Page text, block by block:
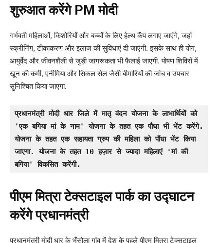
शुरुआत करेंगे PM मोदी
गर्भवती महिलाओं, किशोरियों और बच्चों के लिए हेल्थ कैंप लगाए जाएंगे, जहां
स्क्रीनिंग, टीकाकरण और इलाज की सुविधाएं दी जाएंगी. इसके साथ ही योग,
आयुर्वेद और जीवनशैली से जुड़ी जागरूकता भी फैलाई जाएगी. पोषण शिविरों में
खून की कमी, एनीमिया और सिकल सेल जैसी बीमारियों की जांच व उपचार
सुनिश्चित किया जाएगा.
प्रधानमंत्री मोदी धार जिले में मातृ वंदन योजना के लाभार्थियों को
'एक बगिया मां के नाम' योजना के तहत एक पौधा भी भेंट करेंगे.
योजना के तहत एक सहायता ग्रुप की महिला को पौंधा भेंट किया
जाएगा. योजना के तहत 10 हज़ार से ज्यादा महिलाएं 'मां की
बगिया' विकसित करेंगी.
पीएम मित्रा टेक्सटाइल पार्क का उद्घाटन
करेंगे प्रधानमंत्री
प्रधानमंत्री मोदी धार के भैंसोला गांव में देश के पहले पीएम मित्रा टेक्सटाइल